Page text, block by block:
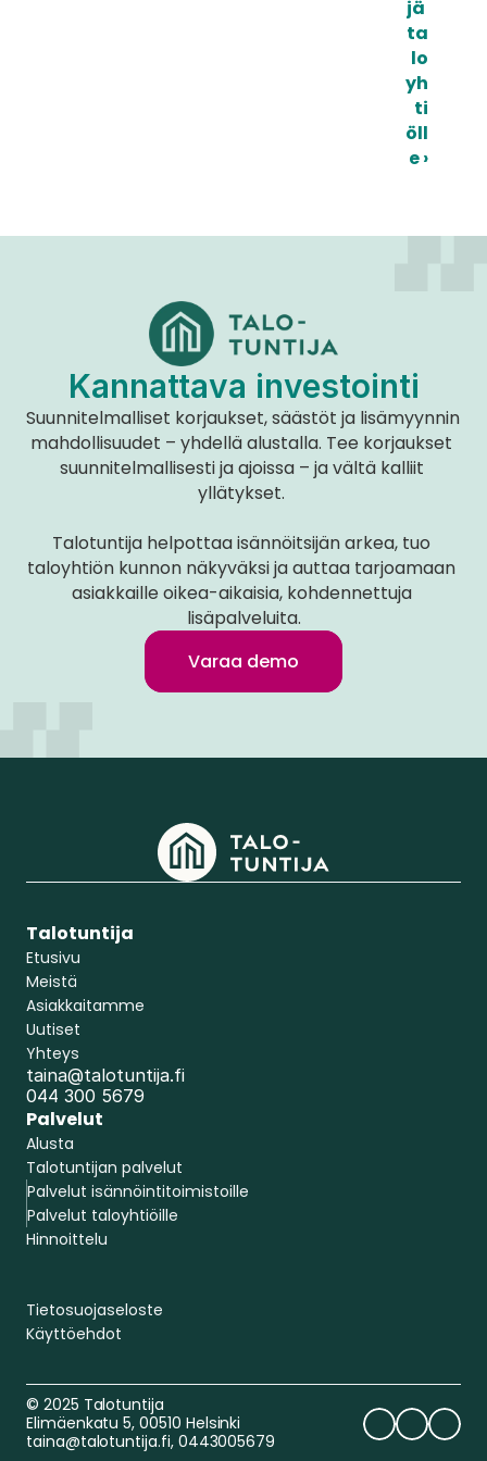
jä
ta
lo
yh
ti
öll
e ›
Kannattava investointi
Suunnitelmalliset korjaukset, säästöt ja lisämyynnin
mahdollisuudet – yhdellä alustalla. Tee korjaukset
suunnitelmallisesti ja ajoissa – ja vältä kalliit
yllätykset.
Talotuntija helpottaa isännöitsijän arkea, tuo
taloyhtiön kunnon näkyväksi ja auttaa tarjoamaan
asiakkaille oikea-aikaisia, kohdennettuja
lisäpalveluita.
Varaa demo
Talotuntija
Etusivu
Meistä
Asiakkaitamme
Uutiset
Yhteys
taina@talotuntija.fi
044 300 5679
Palvelut
Alusta
Talotuntijan palvelut
Palvelut isännöintitoimistoille
Palvelut taloyhtiöille
Hinnoittelu
Varaa demo
Tietosuojaseloste
Käyttöehdot
© 2025 Talotuntija
Elimäenkatu 5, 00510 Helsinki
taina@talotuntija.fi, 0443005679